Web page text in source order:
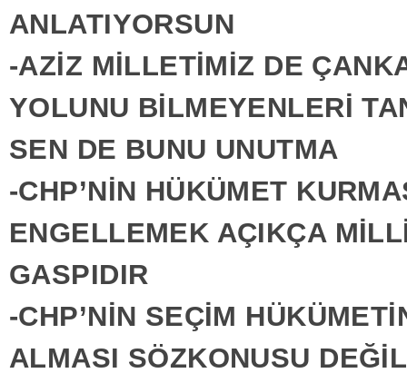
ANLATIYORSUN
-AZİZ MİLLETİMİZ DE
YOLUNU BİLMEYENLERİ
SEN DE BUNU UNUTMA
-CHP’NİN HÜKÜMET
ENGELLEMEK AÇIKÇA
GASPIDIR
-CHP’NİN SEÇİM
ALMASI SÖZKONUSU